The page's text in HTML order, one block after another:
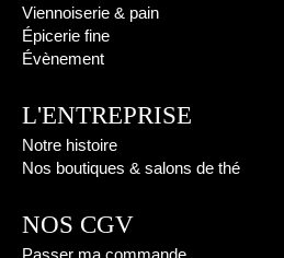
Viennoiserie & pain
Épicerie fine
Évènement
L'ENTREPRISE
Notre histoire
Nos boutiques & salons de thé
NOS CGV
Passer ma commande